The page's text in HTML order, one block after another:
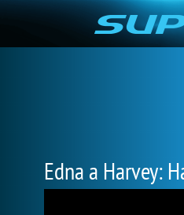
Edna a Harvey: